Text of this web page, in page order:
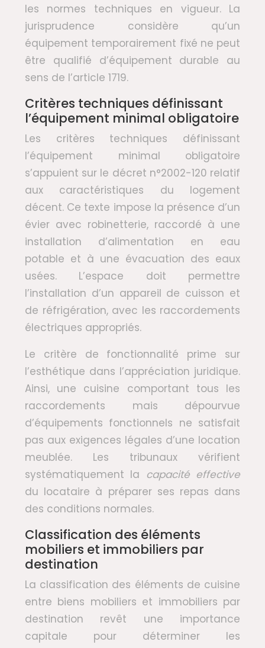
les normes techniques en vigueur. La
jurisprudence considère qu’un
équipement temporairement fixé ne peut
être qualifié d’équipement durable au
sens de l’article 1719.
Critères techniques définissant
l’équipement minimal obligatoire
Les critères techniques définissant
l’équipement minimal obligatoire
s’appuient sur le décret n°2002-120 relatif
aux caractéristiques du logement
décent. Ce texte impose la présence d’un
évier avec robinetterie, raccordé à une
installation d’alimentation en eau
potable et à une évacuation des eaux
usées. L’espace doit permettre
l’installation d’un appareil de cuisson et
de réfrigération, avec les raccordements
électriques appropriés.
Le critère de fonctionnalité prime sur
l’esthétique dans l’appréciation juridique.
Ainsi, une cuisine comportant tous les
raccordements mais dépourvue
d’équipements fonctionnels ne satisfait
pas aux exigences légales d’une location
meublée. Les tribunaux vérifient
systématiquement la capacité effective
du locataire à préparer ses repas dans
des conditions normales.
Classification des éléments
mobiliers et immobiliers par
destination
La classification des éléments de cuisine
entre biens mobiliers et immobiliers par
destination revêt une importance
capitale pour déterminer les